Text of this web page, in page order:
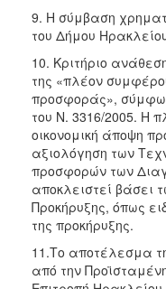
9. Η σύμβαση
του Δήμου
10. Κριτήριο
της «πλέον
προσφοράς»,
του Ν. 3316/2005. Η
οικονομική άποψη
αξιολόγηση των
προσφορών των
αποκλειστεί βάσει
Προκήρυξης, όπως
της προκήρυξης.
11.Το αποτέλεσμα
από την